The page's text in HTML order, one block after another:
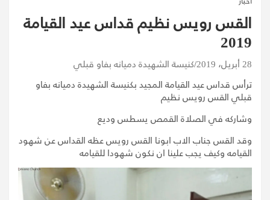
القس رويس نظيم قداس عيد القيامة
2019
28 أبريل، 2019
كنيسة الشهيدة دميانه بفاو قبلي
ترأس قداس عيد القيامة المجيد بكنيسة الشهيدة دميانه بفاو
قبلي القس رويس نظيم
وشاركه في الصلاة القمص يسطس وديع
وقد القس جناب الاب ابونا القس رويس عظه القداس عن شهود
القيامه وكيف يجب علينا ان نكون شهودا للقيامه